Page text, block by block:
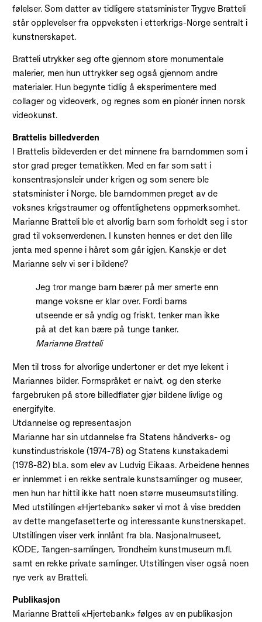
følelser. Som datter av tidligere statsminister Trygve Bratteli
står opplevelser fra oppveksten i etterkrigs-Norge sentralt i
kunstnerskapet.
Bratteli utrykker seg ofte gjennom store monumentale
malerier, men hun uttrykker seg også gjennom andre
materialer. Hun begynte tidlig å eksperimentere med
collager og videoverk, og regnes som en pionér innen norsk
videokunst.
Brattelis billedverden
I Brattelis bildeverden er det minnene fra barndommen som i
stor grad preger tematikken. Med en far som satt i
konsentrasjonsleir under krigen og som senere ble
statsminister i Norge, ble barndommen preget av de
voksnes krigstraumer og offentlighetens oppmerksomhet.
Marianne Bratteli ble et alvorlig barn som forholdt seg i stor
grad til voksenverdenen. I kunsten hennes er det den lille
jenta med spenne i håret som går igjen. Kanskje er det
Marianne selv vi ser i bildene?
Jeg tror mange barn bærer på mer smerte enn
mange voksne er klar over. Fordi barns
utseende er så yndig og friskt, tenker man ikke
på at det kan bære på tunge tanker.
Marianne Bratteli
Men til tross for alvorlige undertoner er det mye lekent i
Mariannes bilder. Formspråket er naivt, og den sterke
fargebruken på store billedflater gjør bildene livlige og
energifylte.
Utdannelse og representasjon
Marianne har sin utdannelse fra Statens håndverks- og
kunstindustriskole (1974-78) og Statens kunstakademi
(1978-82) bl.a. som elev av Ludvig Eikaas. Arbeidene hennes
er innlemmet i en rekke sentrale kunstsamlinger og museer,
men hun har hittil ikke hatt noen større museumsutstilling.
Med utstillingen «Hjertebank» søker vi mot å vise bredden
av dette mangefasetterte og interessante kunstnerskapet.
Utstillingen viser verk innlånt fra bla. Nasjonalmuseet,
KODE, Tangen-samlingen, Trondheim kunstmuseum m.fl.
samt en rekke private samlinger. Utstillingen viser også noen
nye verk av Bratteli.
Publikasjon
Marianne Bratteli «Hjertebank» følges av en publikasjon